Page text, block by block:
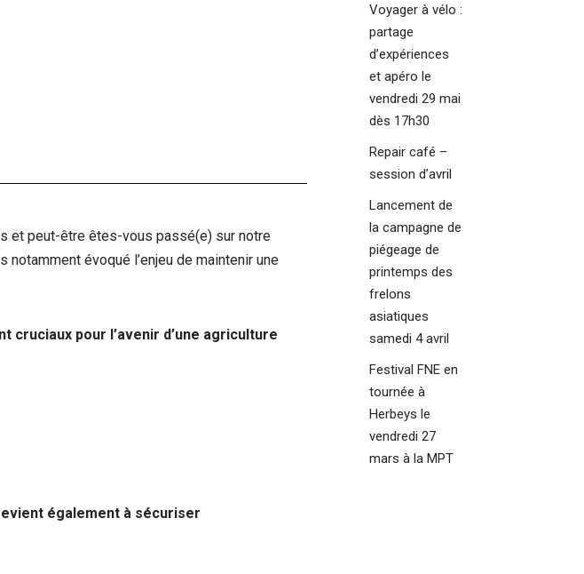
et peut-être êtes-vous passé(e) sur notre
évoqué l’enjeu de maintenir une
pour l’avenir d’une agriculture
également à sécuriser
Voyager à vélo :
partage
d’expériences
et apéro le
vendredi 29 mai
dès 17h30
Repair café –
session d’avril
Lancement de
la campagne de
piégeage de
printemps des
frelons
asiatiques
samedi 4 avril
Festival FNE en
tournée à
Herbeys le
vendredi 27
mars à la MPT